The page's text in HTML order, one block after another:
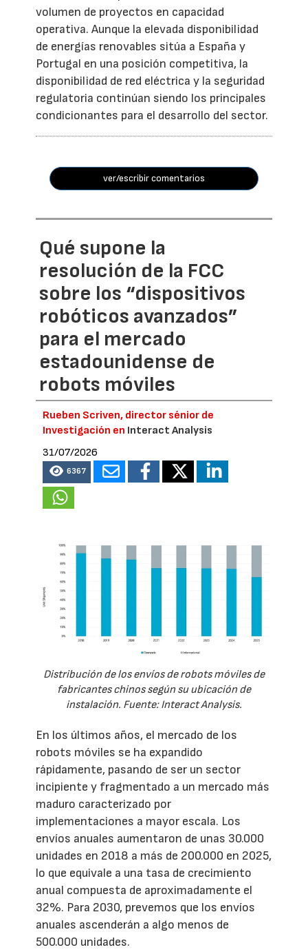
volumen de proyectos en capacidad
operativa. Aunque la elevada disponibilidad
de energías renovables sitúa a España y
Portugal en una posición competitiva, la
disponibilidad de red eléctrica y la seguridad
regulatoria continúan siendo los principales
condicionantes para el desarrollo del sector.
ver/escribir comentarios
Qué supone la
resolución de la FCC
sobre los “dispositivos
robóticos avanzados”
para el mercado
estadounidense de
robots móviles
Rueben Scriven, director sénior de
Investigación en Interact Analysis
31/07/2026
6367
Distribución de los envíos de robots móviles de
fabricantes chinos según su ubicación de
instalación. Fuente: Interact Analysis.
En los últimos años, el mercado de los
robots móviles se ha expandido
rápidamente, pasando de ser un sector
incipiente y fragmentado a un mercado más
maduro caracterizado por
implementaciones a mayor escala. Los
envíos anuales aumentaron de unas 30.000
unidades en 2018 a más de 200.000 en 2025,
lo que equivale a una tasa de crecimiento
anual compuesta de aproximadamente el
32%. Para 2030, prevemos que los envíos
anuales ascenderán a algo menos de
500.000 unidades.